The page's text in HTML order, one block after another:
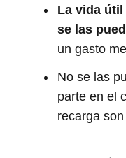
La vida
se las
un gasto
No se las
parte en el
recarga